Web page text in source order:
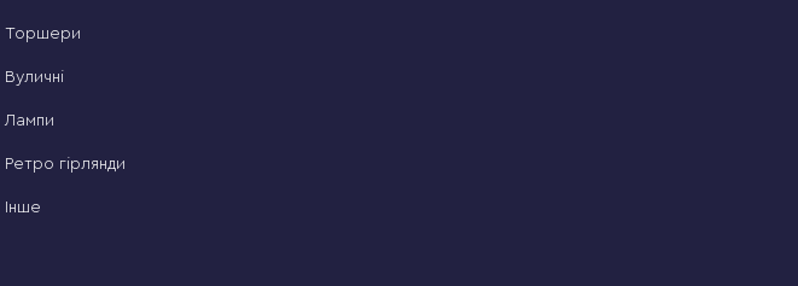
Торшери
Вуличні
Лампи
Ретро гірлянди
Інше